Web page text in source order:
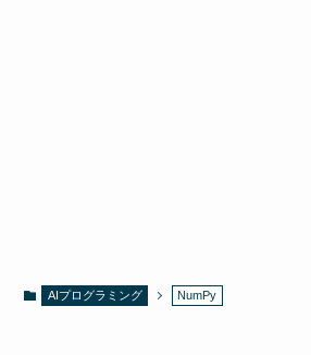
AIプログラミング NumPy